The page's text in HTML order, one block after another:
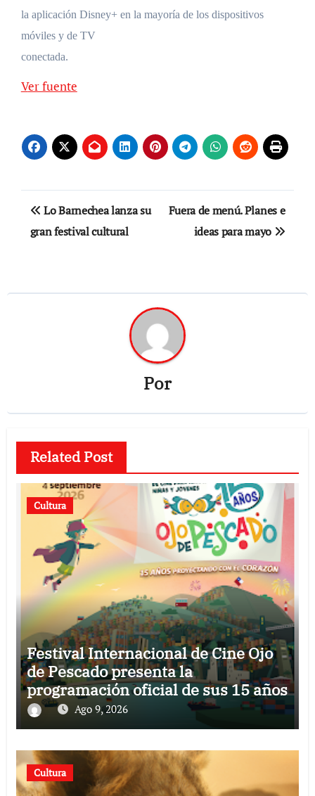
la aplicación Disney+ en la mayoría de los dispositivos
móviles y de TV
conectada.
Ver fuente
Navegación
de
Lo Barnechea lanza su
gran festival cultural
Fuera de menú. Planes e
ideas para mayo
Por
Related Post
Cultura
Festival Internacional de Cine Ojo
de Pescado presenta la
programación oficial de sus 15 años
Ago 9, 2026
Cultura